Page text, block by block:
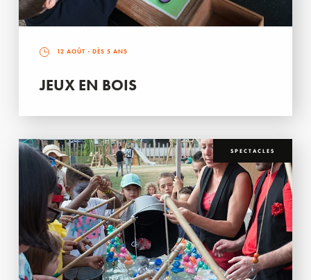
12 AOÛT - DÈS 5 ANS
JEUX EN BOIS
SPECTACLES